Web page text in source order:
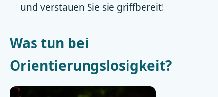
und verstauen Sie sie griffbereit!
Was tun bei
Orientierungslosigkeit?